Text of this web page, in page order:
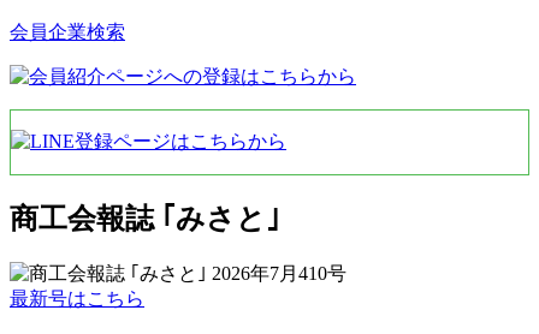
会員企業検索
商工会報誌 ｢みさと｣
最新号はこちら